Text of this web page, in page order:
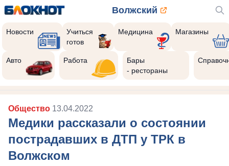
Волжский
Новости
Учиться
готов
Медицина Магазины
Авто Работа
Бары
- рестораны
Общество 13.04.2022
Медики рассказали о состоянии
пострадавших в ДТП у ТРК в
Волжском
Реклама закроется через:
РЕКЛАМА • ISEE.RU